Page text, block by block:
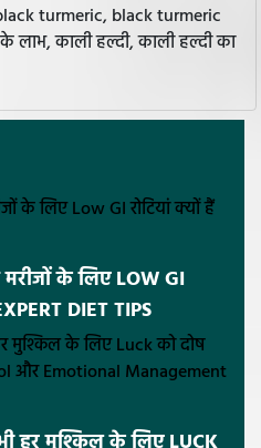
turmeric, black turmeric
लाभ, काली हल्दी, काली हल्दी का
मरीजों के लिए LOW GI
DIET TIPS